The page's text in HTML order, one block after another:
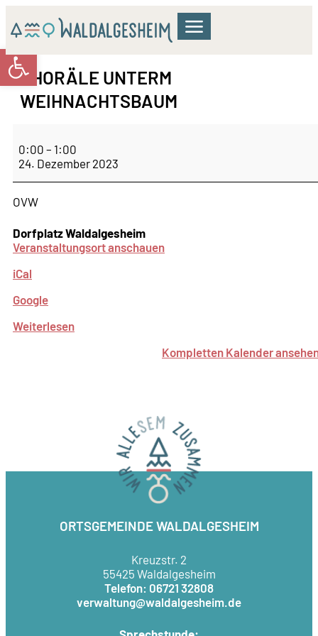
Werkzeugleiste öffnen
CHORÄLE UNTERM
WEIHNACHTSBAUM
0:00 – 1:00
24. Dezember 2023
OVW
Dorfplatz Waldalgesheim
Veranstaltungsort anschauen
iCal
Google
Weiterlesen
Kompletten Kalender
ORTSGEMEINDE WALDALGESHEIM
Kreuzstr. 2
55425 Waldalgesheim
Telefon: 06721 32808
verwaltung@waldalgesheim.de